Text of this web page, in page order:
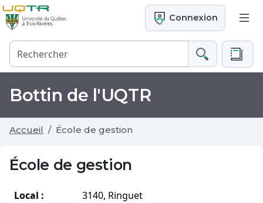
Connexion
Bottin de l'UQTR
Accueil École de gestion
École de gestion
Local :
3140, Ringuet